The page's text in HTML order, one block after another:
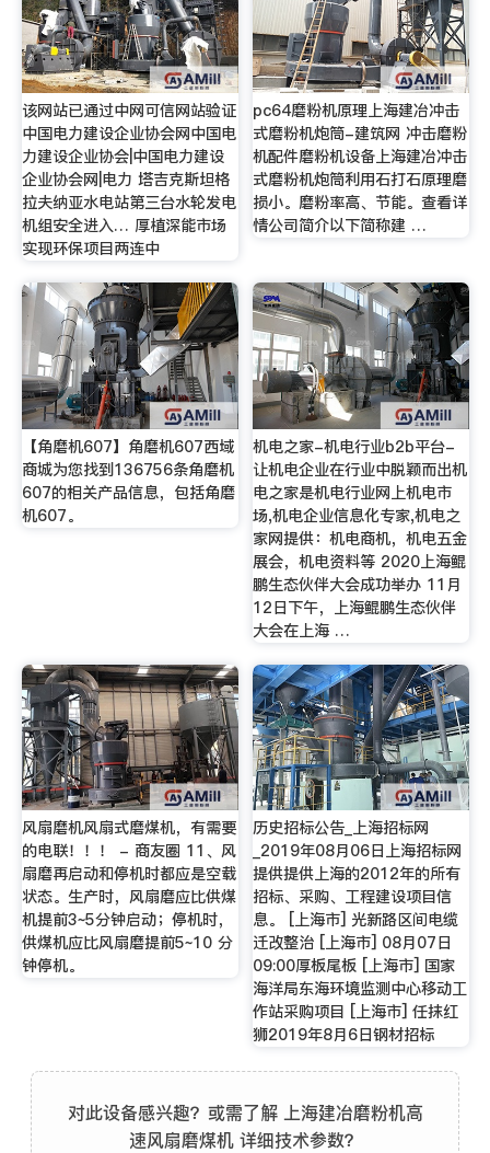
该网站已通过中网可信网站验证
中国电力建设企业协会网中国电
力建设企业协会|中国电力建设
企业协会网|电力 塔吉克斯坦格
拉夫纳亚水电站第三台水轮发电
机组安全进入… 厚植深能市场
实现环保项目两连中
pc64磨粉机原理上海建冶冲击
式磨粉机炮筒-建筑网 冲击磨粉
机配件磨粉机设备上海建冶冲击
式磨粉机炮筒利用石打石原理磨
损小。磨粉率高、节能。查看详
情公司简介以下简称建 …
【角磨机607】角磨机607西域
商城为您找到136756条角磨机
607的相关产品信息，包括角磨
机607。
机电之家-机电行业b2b平台-
让机电企业在行业中脱颖而出机
电之家是机电行业网上机电市
场,机电企业信息化专家,机电之
家网提供：机电商机，机电五金
展会，机电资料等 2020上海鲲
鹏生态伙伴大会成功举办 11月
12日下午，上海鲲鹏生态伙伴
大会在上海 …
风扇磨机风扇式磨煤机，有需要
的电联！！！ - 商友圈 11、风
扇磨再启动和停机时都应是空载
状态。生产时，风扇磨应比供煤
机提前3~5分钟启动；停机时，
供煤机应比风扇磨提前5~10 分
钟停机。
历史招标公告_上海招标网
_2019年08月06日上海招标网
提供提供上海的2012年的所有
招标、采购、工程建设项目信
息。 [上海市] 光新路区间电缆
迁改整治 [上海市] 08月07日
09:00厚板尾板 [上海市] 国家
海洋局东海环境监测中心移动工
作站采购项目 [上海市] 任抹红
狮2019年8月6日钢材招标
对此设备感兴趣？或需了解 上海建冶磨粉机高
速风扇磨煤机 详细技术参数？